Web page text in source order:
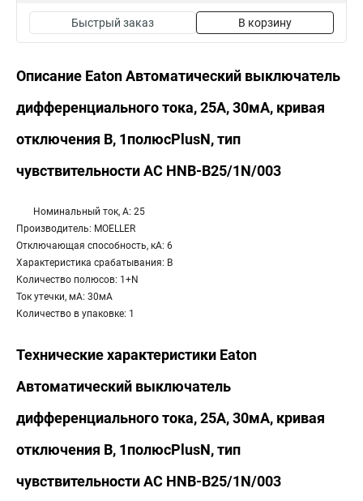
Быстрый заказ В корзину
Описание Eaton Автоматический выключатель
дифференциального тока, 25A, 30мА, кривая
отключения B, 1полюсPlusN, тип
чувствительности AC HNB-B25/1N/003
Номинальный ток, А: 25
Производитель: MOELLER
Отключающая способность, кА: 6
Характеристика срабатывания: B
Количество полюсов: 1+N
Ток утечки, мА: 30мА
Количество в упаковке: 1
Технические характеристики Eaton
Автоматический выключатель
дифференциального тока, 25A, 30мА, кривая
отключения B, 1полюсPlusN, тип
чувствительности AC HNB-B25/1N/003